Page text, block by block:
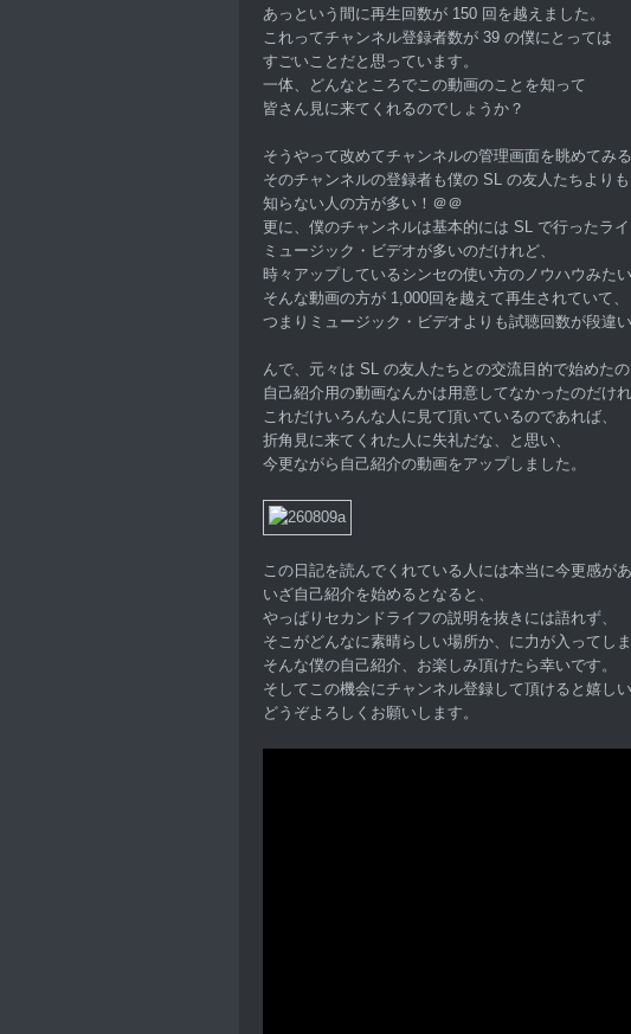
あっという間に再生回数が 150 回を越えました。
これってチャンネル登録者数が 39 の僕にとっては
すごいことだと思っています。
一体、どんなところでこの動画のことを知って
皆さん見に来てくれるのでしょうか？
そうやって改めてチャンネルの管理画面を眺めてみる
そのチャンネルの登録者も僕の SL の友人たちよりも
知らない人の方が多い！＠＠
更に、僕のチャンネルは基本的には SL で行ったラ
ミュージック・ビデオが多いのだけれど、
時々アップしているシンセの使い方のノウハウみた
そんな動画の方が 1,000回を越えて再生されていて、
つまりミュージック・ビデオよりも試聴回数が段違い
んで、元々は SL の友人たちとの交流目的で始めたの
自己紹介用の動画なんかは用意してなかったのだけれ
これだけいろんな人に見て頂いているのであれば、
折角見に来てくれた人に失礼だな、と思い、
今更ながら自己紹介の動画をアップしました。
この日記を読んでくれている人には本当に今更感が
いざ自己紹介を始めるとなると、
やっぱりセカンドライフの説明を抜きには語れず、
そこがどんなに素晴らしい場所か、に力が入ってし
そんな僕の自己紹介、お楽しみ頂けたら幸いです。
そしてこの機会にチャンネル登録して頂けると嬉しい
どうぞよろしくお願いします。